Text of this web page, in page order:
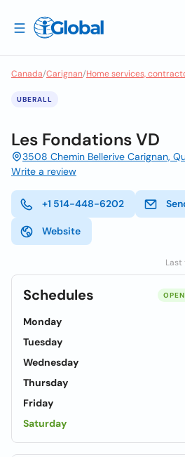
Canada/Carignan/Home services,
UBERALL
Les Fondations VD
3508 Chemin Bellerive Carignan,
Write a review
+1 514-448-6202
Website
Last
Schedules
Monday
Tuesday
Wednesday
Thursday
Friday
Saturday